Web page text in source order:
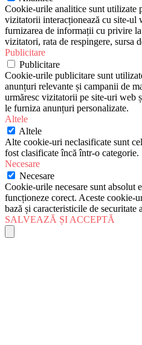
Cookie-urile analitice sunt utilizate
vizitatorii interacționează cu site-ul
furnizarea de informații cu privire
vizitatori, rata de respingere, sursa
Publicitare
Publicitare
Cookie-urile publicitare sunt
anunțuri relevante și campanii de
urmăresc vizitatorii pe site-uri web
le furniza anunțuri personalizate.
Altele
Altele
Alte cookie-uri neclasificate sunt
fost clasificate încă într-o categorie.
Necesare
Necesare
Cookie-urile necesare sunt absolut
funcționeze corect. Aceste cookie-
bază și caracteristicile de
SALVEAZĂ ȘI ACCEPTĂ